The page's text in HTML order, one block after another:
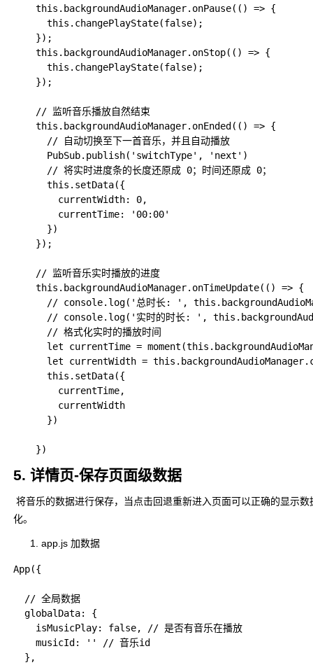
    this.backgroundAudioManager.onPause(() => {
      this.changePlayState(false);
    });
    this.backgroundAudioManager.onStop(() => {
      this.changePlayState(false);
    });
    // 监听音乐播放自然结束
    this.backgroundAudioManager.onEnded(() => {
      // 自动切换至下一首音乐，并且自动播放
      PubSub.publish('switchType', 'next')
      // 将实时进度条的长度还原成 0；时间还原成 0；
      this.setData({
        currentWidth: 0,
        currentTime: '00:00'
      })
    });
    // 监听音乐实时播放的进度
    this.backgroundAudioManager.onTimeUpdate(() => {
// console.log('总时长: ',
// console.log('实时的时长: ',
      // 格式化实时的播放时间
let currentTime =
let currentWidth =
      this.setData({
        currentTime,
        currentWidth
      })
5. 详情页-保存页面级数据
将音乐的数据进行保存，当点击回退重新进入页面可以正确的显示
化。
app.js 加数据
App({
  // 全局数据
  globalData: {
    isMusicPlay: false, // 是否有音乐在播放
    musicId: '' // 音乐id
  },